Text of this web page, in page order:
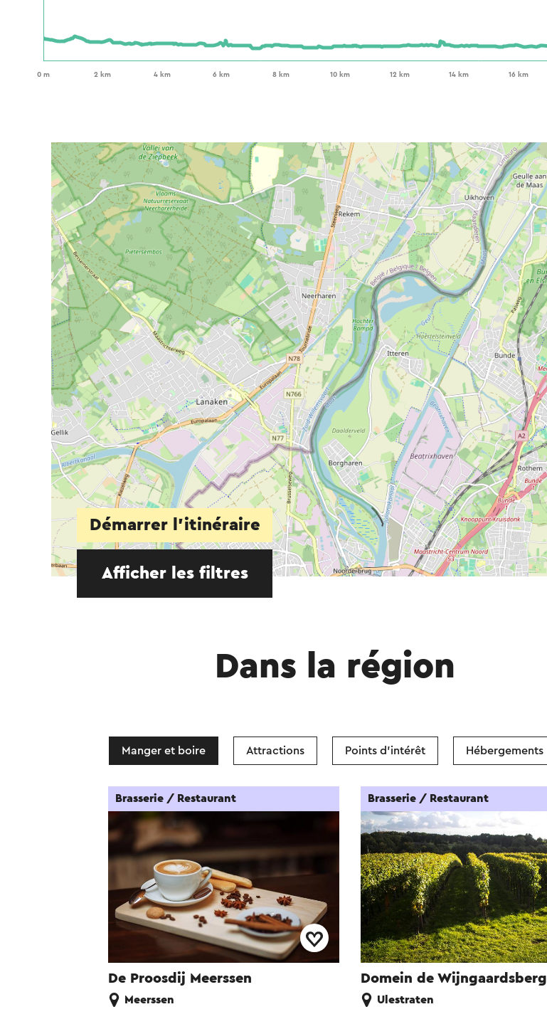
Démarrer l’itinéraire
Afficher les filtres
Dans la région
Manger et boire Attractions Points d'intérêt Hébergements
De Proosdij Meerssen
Brasserie / Restaurant
Meerssen
Domein de Wijngaardsberg
Brasserie / Restaurant
Ulestraten